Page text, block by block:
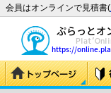
会員はオンラインで見積書(